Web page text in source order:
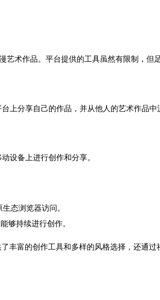
术作品。平台提供的工具虽然有限制，但
分享自己的作品，并从他人的艺术作品中
设备上进行创作和分享。
态浏览器访问。
够持续进行创作。
丰富的创作工具和多样的风格选择，还通